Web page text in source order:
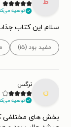
توصیه
سلام این کتاب
مفید بود (۱۵)
ن
نرگس
توصیه
بخش های مختلفی